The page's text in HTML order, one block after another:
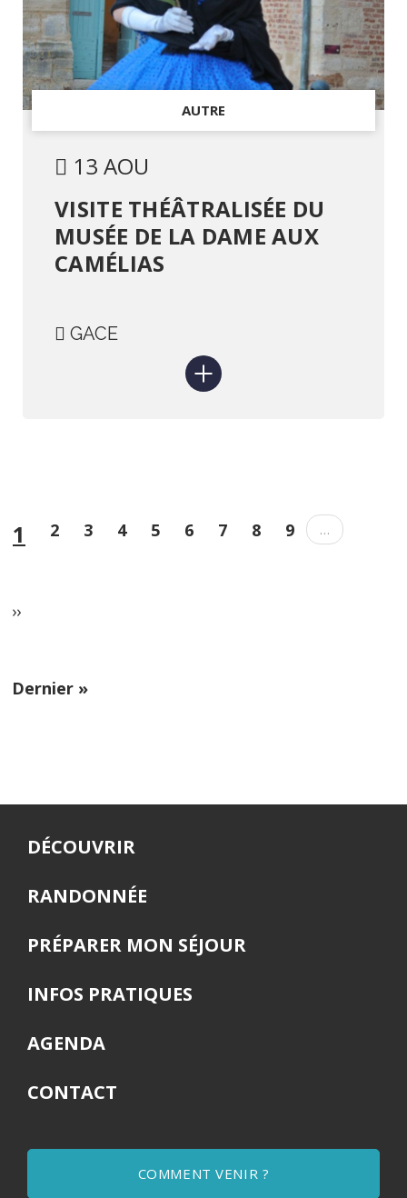
AUTRE
13 AOU
VISITE THÉÂTRALISÉE DU
MUSÉE DE LA DAME AUX
CAMÉLIAS
GACE
Page
1 Page
2 Page
3 Page
4 Page
5 Page
6 Page
7 Page
8 Page
9 …
Page
››
Dernière
Dernier »
DÉCOUVRIR
RANDONNÉE
PRÉPARER MON SÉJOUR
INFOS PRATIQUES
AGENDA
CONTACT
COMMENT VENIR ?